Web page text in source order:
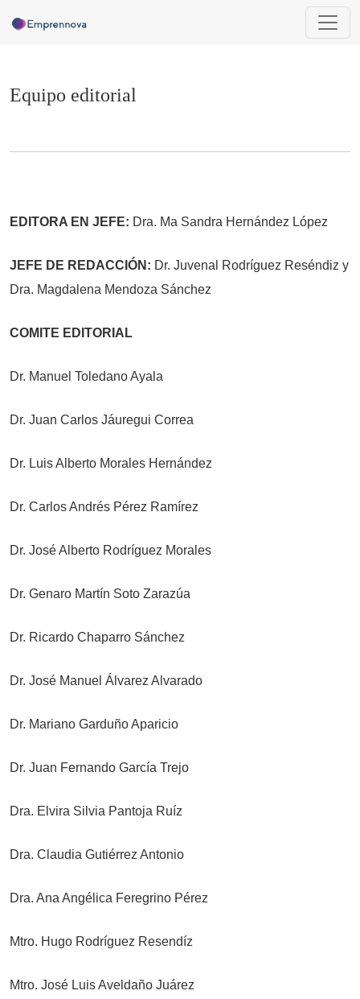
Equipo editorial
EDITORA EN JEFE: Dra. Ma Sandra Hernández López
JEFE DE REDACCIÓN: Dr. Juvenal Rodríguez Reséndiz y
Dra. Magdalena Mendoza Sánchez
COMITE EDITORIAL
Dr. Manuel Toledano Ayala
Dr. Juan Carlos Jáuregui Correa
Dr. Luis Alberto Morales Hernández
Dr. Carlos Andrés Pérez Ramírez
Dr. José Alberto Rodríguez Morales
Dr. Genaro Martín Soto Zarazúa
Dr. Ricardo Chaparro Sánchez
Dr. José Manuel Álvarez Alvarado
Dr. Mariano Garduño Aparicio
Dr. Juan Fernando García Trejo
Dra. Elvira Silvia Pantoja Ruíz
Dra. Claudia Gutiérrez Antonio
Dra. Ana Angélica Feregrino Pérez
Mtro. Hugo Rodríguez Resendíz
Mtro. José Luis Aveldaño Juárez